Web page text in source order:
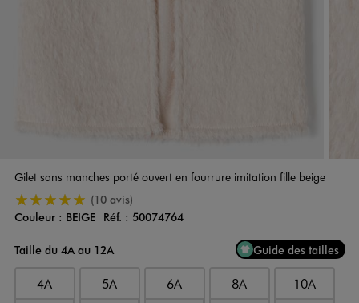
Gilet sans manches porté ouvert en fourrure imitation fille beige
5/5 de moyenne(10 avis)
Couleur
Couleur : BEIGE Réf. : 50074764
Taille du 4A au 12A
Guide des tailles
4A 5A 6A 8A 10A